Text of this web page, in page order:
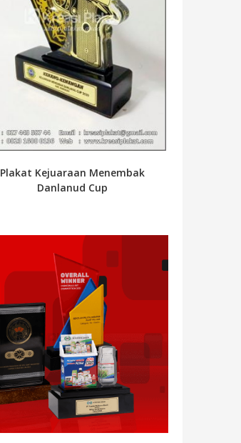
Plakat Kejuaraan Menembak
Danlanud Cup